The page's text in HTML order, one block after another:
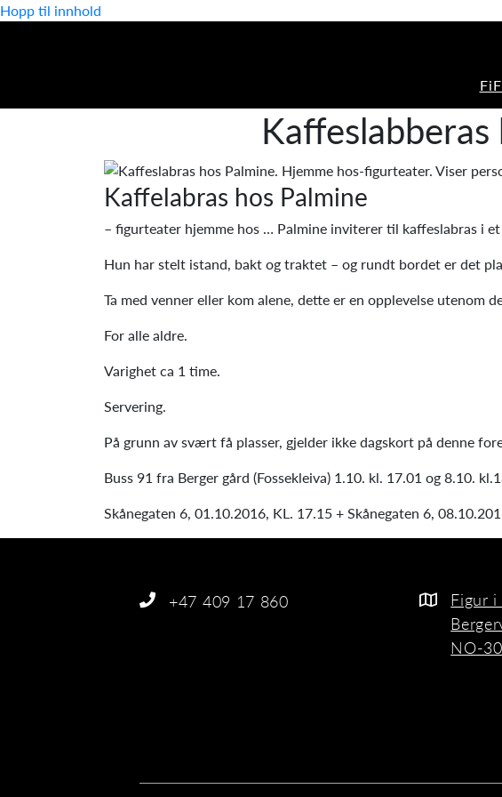
Hopp til innhold
Kaffelabras hos Palmine
– figurteater hjemme hos … Palmine inviterer til kaffeslabras i
Hun har stelt istand, bakt og traktet – og rundt bordet er det
Ta med venner eller kom alene, dette er en opplevelse utenom
For alle aldre.
Varighet ca 1 time.
Servering.
På grunn av svært få plasser, gjelder ikke dagskort på denne
Buss 91 fra Berger gård (Fossekleiva) 1.10. kl. 17.01 og 8.10.
Skånegaten 6, 01.10.2016, KL. 17.15 + Skånegaten 6,
+47 409 17 860
Figur i
NO-